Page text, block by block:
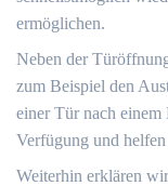
ermöglichen.​
Neben der
zum Beispiel den
einer Tür nach
Verfügung und
Weiterhin erklären